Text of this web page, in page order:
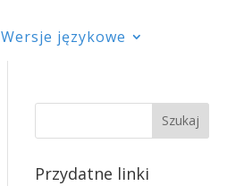
Wersje językowe
Przydatne linki